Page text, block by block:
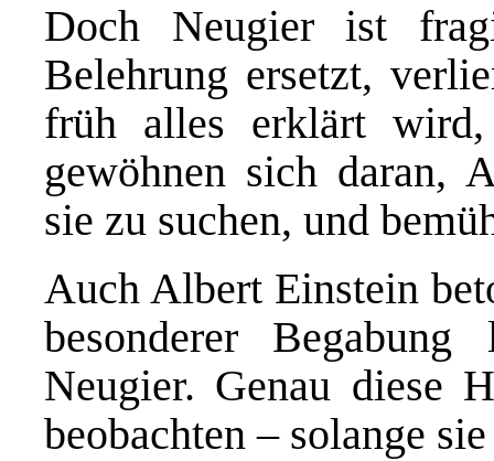
Doch Neugier ist
Belehrung ersetzt,
früh alles erklärt
gewöhnen sich daran,
sie zu suchen, und
Auch Albert Einstein
besonderer
Neugier. Genau diese
beobachten – solange